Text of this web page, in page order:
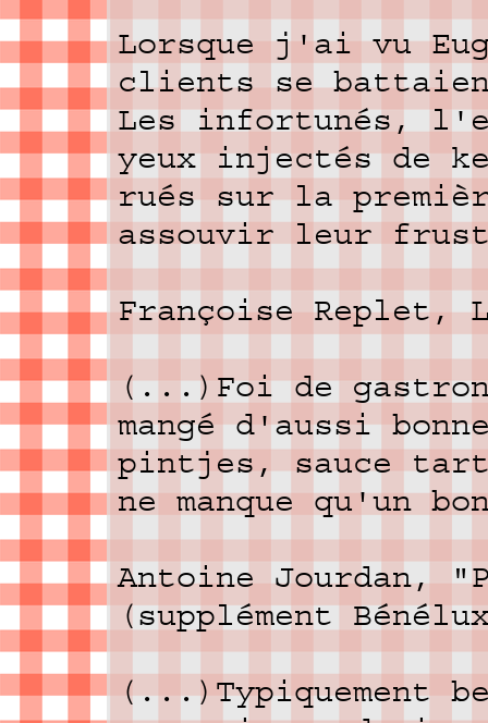
Lorsque j'ai vu
clients se
Les infortunés,
yeux injectés de
rués sur la
assouvir leur
Françoise Replet,
(...)Foi de
mangé d'aussi
pintjes, sauce
ne manque qu'un
Antoine Jourdan,
(supplément
(...)Typiquement